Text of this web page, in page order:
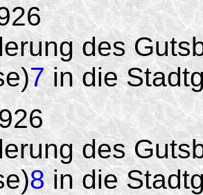
des
7in die
des
8in die